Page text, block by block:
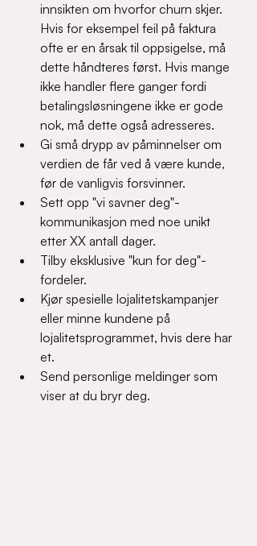
innsikten om hvorfor churn skjer.
Hvis for eksempel feil på faktura
ofte er en årsak til oppsigelse, må
dette håndteres først. Hvis mange
ikke handler flere ganger fordi
betalingsløsningene ikke er gode
nok, må dette også adresseres.
Gi små drypp av påminnelser om
verdien de får ved å være kunde,
før de vanligvis forsvinner.
Sett opp "vi savner deg"-
kommunikasjon med noe unikt
etter XX antall dager.
Tilby eksklusive "kun for deg"-
fordeler.
Kjør spesielle lojalitetskampanjer
eller minne kundene på
lojalitetsprogrammet, hvis dere har
et.
Send personlige meldinger som
viser at du bryr deg.